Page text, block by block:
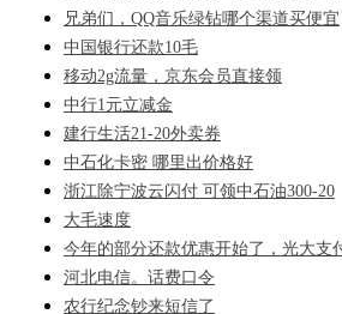
兄弟们，QQ音乐绿钻哪个渠道买便宜
中国银行还款10毛
移动2g流量，京东会员直接领
中行1元立减金
建行生活21-20外卖券
中石化卡密 哪里出价格好
浙江除宁波云闪付 可领中石油300-20
大毛速度
今年的部分还款优惠开始了，光大支
河北电信。话费口令
农行纪念钞来短信了